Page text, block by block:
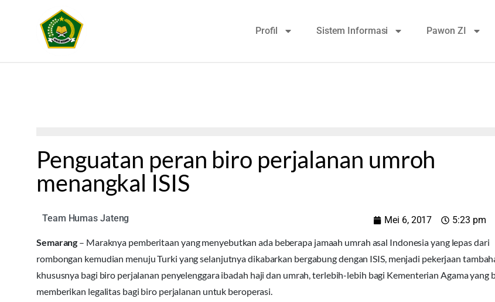
Profil Sistem Informasi Pawon ZI
Penguatan peran biro perjalanan umroh
menangkal ISIS
Team Humas Jateng Mei 6, 2017
5:23 pm
Semarang – Maraknya pemberitaan yang menyebutkan ada beberapa jamaah umrah asal Indonesia yang lepas dari
rombongan kemudian menuju Turki yang selanjutnya dikabarkan bergabung dengan ISIS, menjadi pekerjaan
khususnya bagi biro perjalanan penyelenggara ibadah haji dan umrah, terlebih-lebih bagi Kementerian Agama yang
memberikan legalitas bagi biro perjalanan untuk beroperasi.